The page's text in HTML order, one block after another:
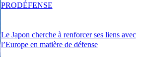
Le Japon cherche à renforcer ses liens avec
l’Europe en matière de défense
PRODÉFENSE